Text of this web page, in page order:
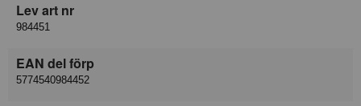
Lev art nr
984451
EAN del förp
5774540984452